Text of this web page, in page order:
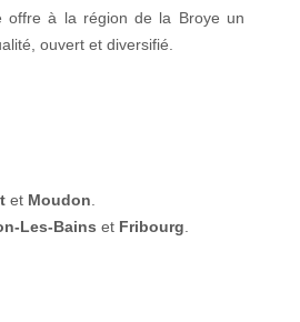
offre à la région de la Broye un
ouvert et diversifié.
et Moudon
Les-Bains et Fribourg